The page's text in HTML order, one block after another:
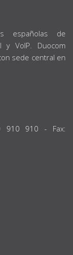
españolas de
y VoIP. Duocom
sede central en
910 910 - Fax: